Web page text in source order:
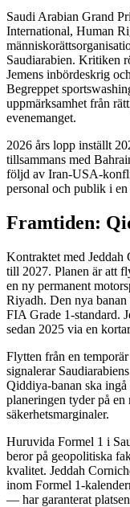
Saudi Arabian Grand
International, Human
Saudiarabien. Kritiken
Jemens inbördeskrig
Begreppet
uppmärksamhet från
evenemanget.
2026 års lopp inställt
tillsammans med
följd av Iran-USA-
personal och publik i
Framtiden:
Kontraktet med Jeddah
till 2027. Planen är att
en ny permanent
Riyadh. Den nya
FIA Grade 1-standard.
sedan 2025 via en
Flytten från en
signalerar
Qiddiya-banan ska
planeringen tyder på
säkerhetsmarginaler.
Huruvida Formel 1 i
beror på geopolitiska
kvalitet. Jeddah
inom Formel 1-
— har garanterat